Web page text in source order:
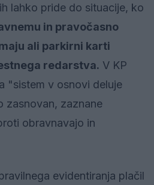
lahko pride do situacije, ko
in pravočasno
ali parkirni karti
redarstva. V KP
"sistem v osnovi deluje
zasnovan, zaznane
obravnavajo in
evidentiranja plačil